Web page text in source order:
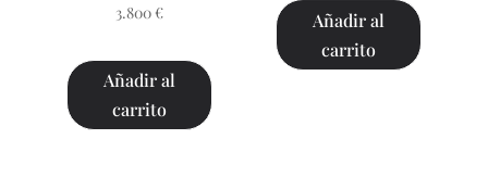
3.800 €
Añadir al
carrito
Añadir al
carrito